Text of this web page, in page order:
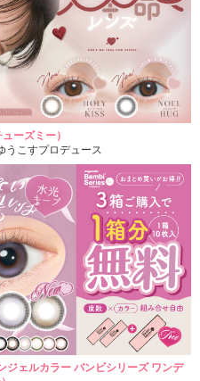
ーズミー）
うこすプロデュース
ェルカラー バンビシリーズ ワンデ